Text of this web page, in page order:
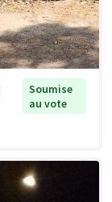
Soumise
au vote